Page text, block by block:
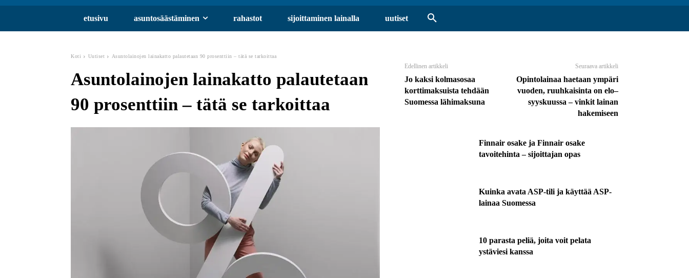
etusivu asuntosäästäminen rahastot sijoittaminen lainalla uutiset
Koti Uutiset Asuntolainojen lainakatto palautetaan 90 prosenttiin – tätä se tarkoittaa
Asuntolainojen lainakatto palautetaan
90 prosenttiin – tätä se tarkoittaa
Edellinen artikkeli
Jo kaksi kolmasosaa
korttimaksuista tehdään
Suomessa lähimaksuna
Seuraava artikkeli
Opintolainaa haetaan ympäri
vuoden, ruuhkaisinta on elo–
syyskuussa – vinkit lainan
hakemiseen
Finnair osake ja Finnair osake
tavoitehinta – sijoittajan opas
Kuinka avata ASP-tili ja käyttää ASP-
lainaa Suomessa
10 parasta peliä, joita voit pelata
ystäviesi kanssa